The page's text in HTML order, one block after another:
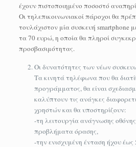
έχουν πιστοποιημένο ποσοστό
Οι τηλεπικοινωνιακοί πάροχοι θα
τουλάχιστον μία συσκευή smartphone
τα 70 ευρώ, η οποία θα πληροί
προσβασιμότητας.
Οι δυνατότητες των νέων
Τα κινητά τηλέφωνα που θα
προγράμματος, θα είναι
καλύπτουν τις ανάγκες
χρηστών και θα υποστηρίζουν:
-τη λειτουργία ανάγνωσης
προβλήματα όρασης,
-την ενισχυμένη ένταση ήχου